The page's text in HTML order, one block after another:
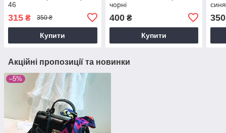
46
315 ₴ 350 ₴
Купити
чорні
400₴
Купити
350
Акційні пропозиції та новинки
–5%